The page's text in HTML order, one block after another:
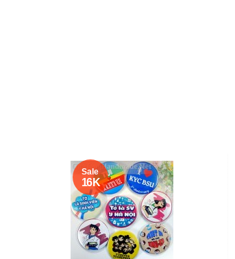
Sale
16 K